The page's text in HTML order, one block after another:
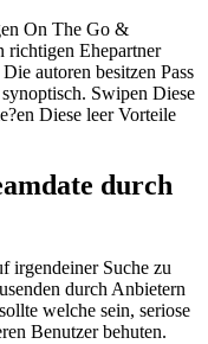
On The Go &
richtigen Ehepartner
autoren besitzen Pass
Swipen Diese
Diese leer Vorteile
durch
irgendeiner Suche zu
durch Anbietern
welche sein, seriose
Benutzer behuten.